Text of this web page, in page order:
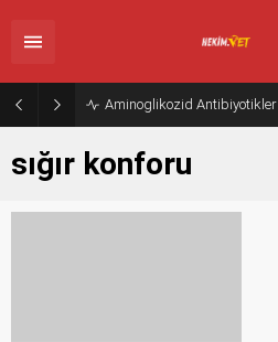
Aminoglikozid Antibiyotikler
sığır konforu